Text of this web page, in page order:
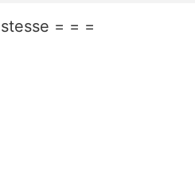
= = =